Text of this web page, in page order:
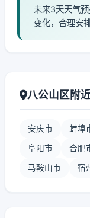
未来3天天气
变化，合理安
八公山区附
安庆市 蚌埠
阜阳市 合肥
马鞍山市 宿